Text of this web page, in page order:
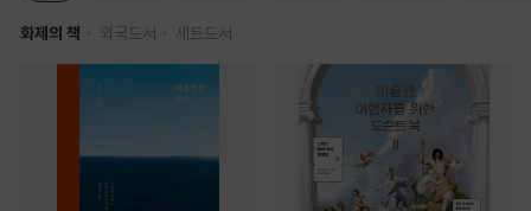
화제의 책 외국도서 세트도서